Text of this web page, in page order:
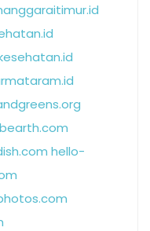
hello-